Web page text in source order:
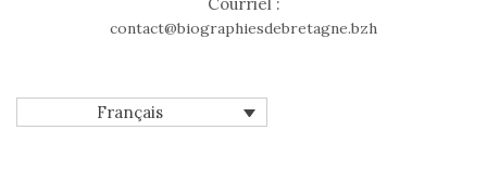
contact@biographiesdebretagne.bzh
Français